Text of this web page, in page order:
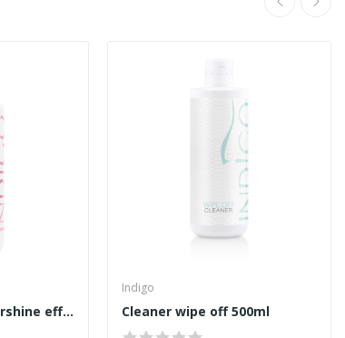
Cleaner shea supershine effect 500ml
Indigo
Cleaner wipe off 500ml